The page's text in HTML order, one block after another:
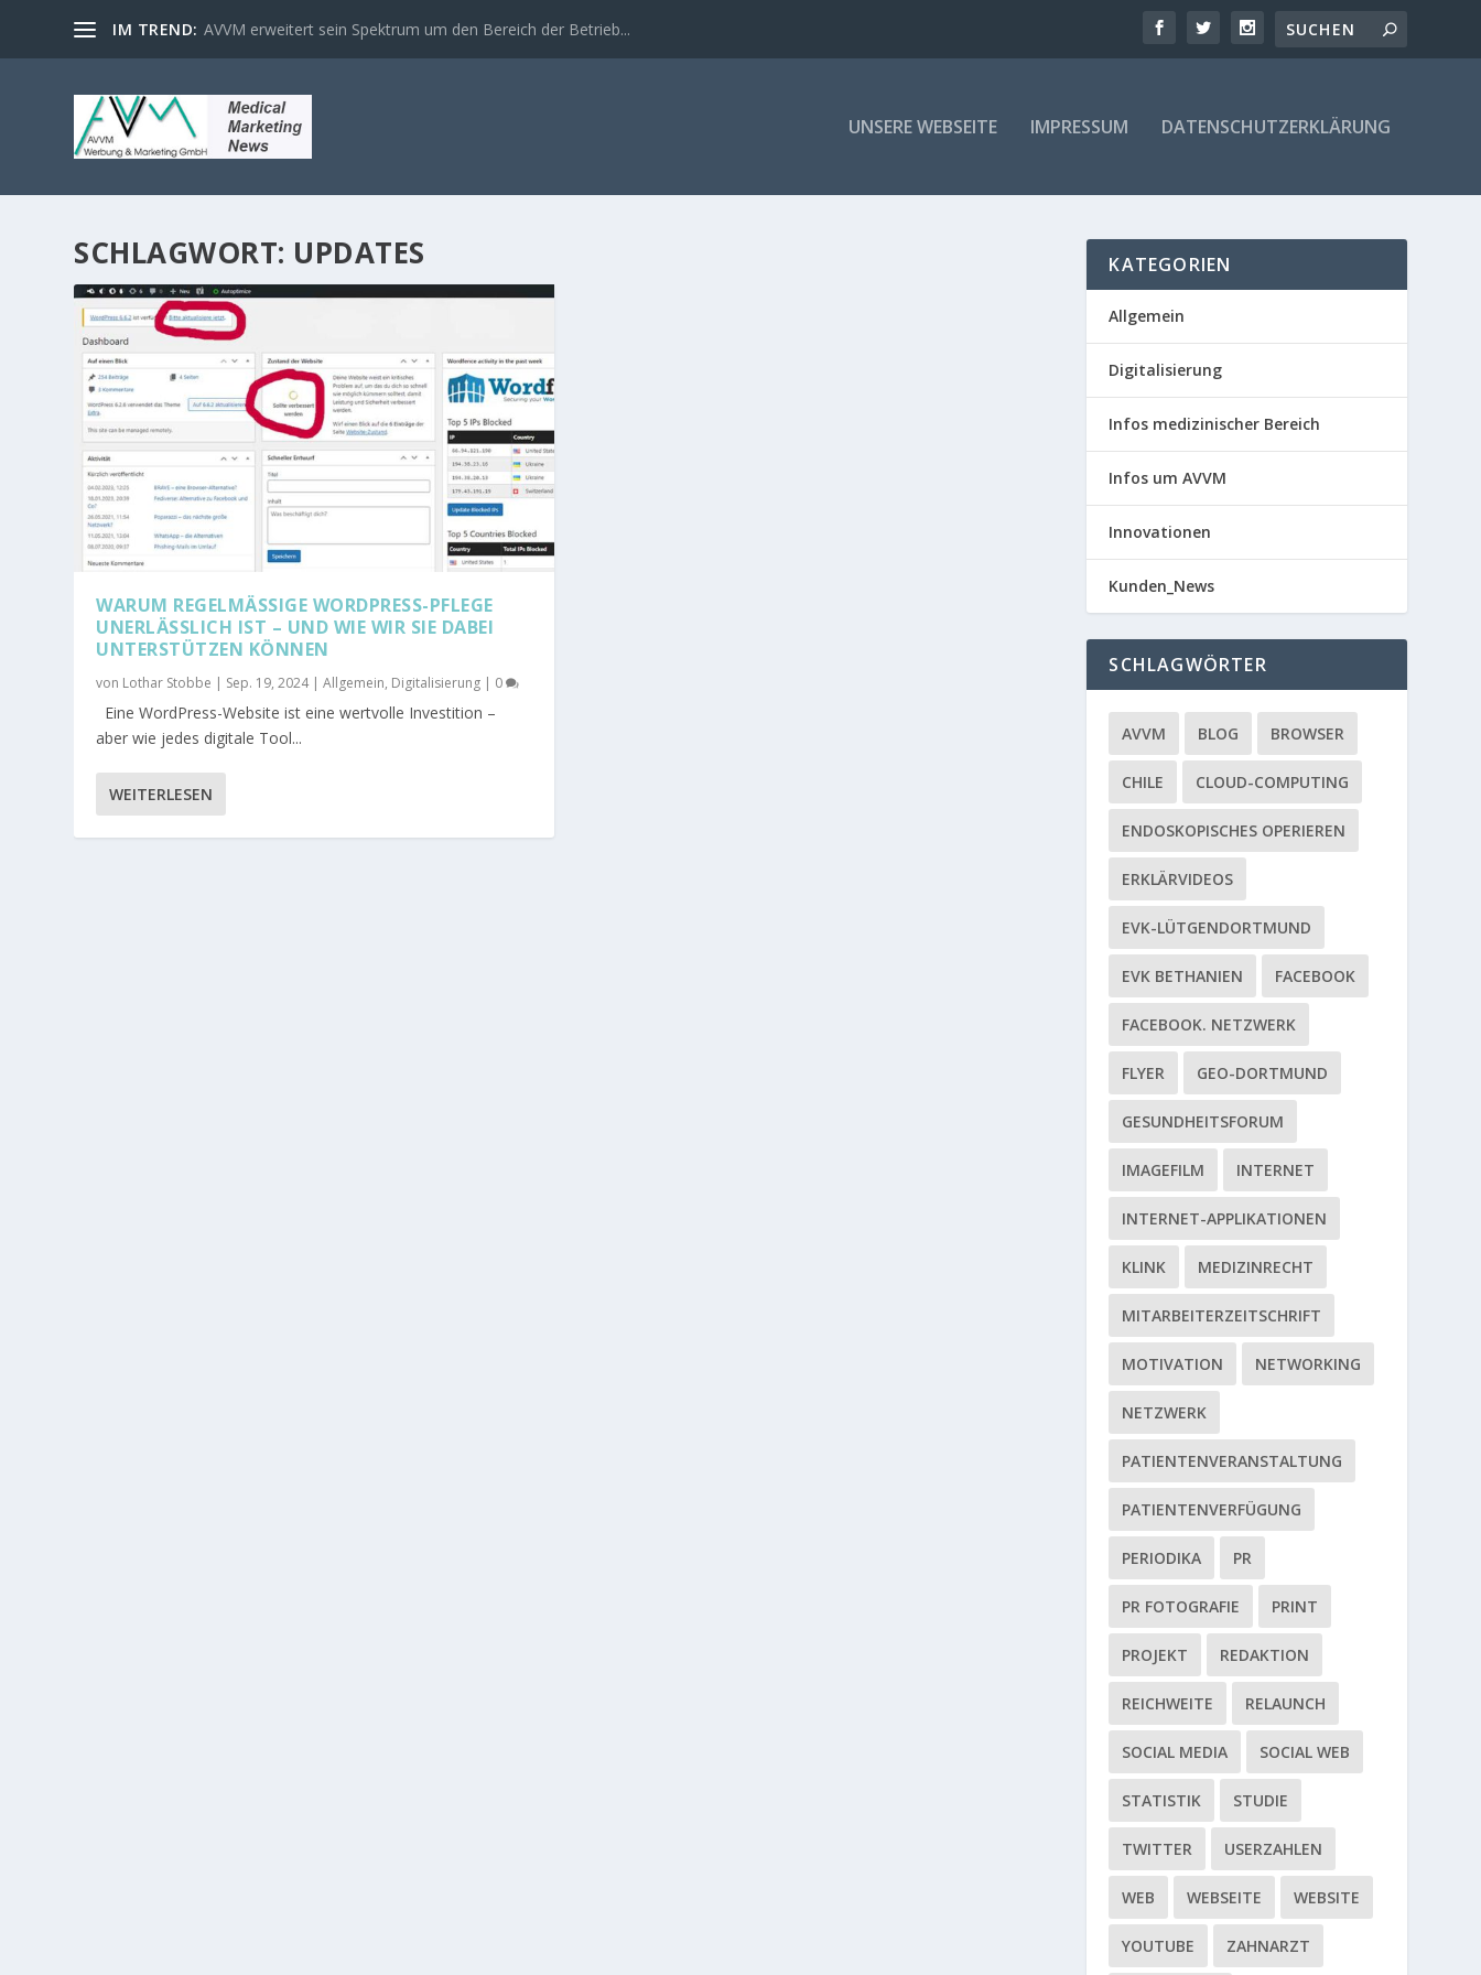
IM TREND: AVVM erweitert sein Spektrum um den Bereich der Betrieb...
UNSERE WEBSEITE IMPRESSUM DATENSCHUTZERKLÄRUNG
SCHLAGWORT: UPDATES
WARUM REGELMÄSSIGE WORDPRESS-PFLEGE U
NERLÄSSLICH IST – UND WIE WIR SIE DABEI U
NTERSTÜTZEN KÖNNEN
von Lothar Stobbe | Sep. 19, 2024|Allgemein, Digitalisierung | 0
Eine WordPress-Website ist eine wertvolle Investition –
aber wie jedes digitale Tool...
WEITERLESEN
KATEGORIEN
Allgemein
Digitalisierung
Infos medizinischer Bereich
Infos um AVVM
Innovationen
Kunden_News
SCHLAGWÖRTER
AVVM BLOG BROWSER
CHILE CLOUD-COMPUTING
ENDOSKOPISCHES OPERIEREN
ERKLÄRVIDEOS
EVK-LÜTGENDORTMUND
EVK BETHANIEN FACEBOOK
FACEBOOK. NETZWERK
FLYER GEO-DORTMUND
GESUNDHEITSFORUM
IMAGEFILM INTERNET
INTERNET-APPLIKATIONEN
KLINK MEDIZINRECHT
MITARBEITERZEITSCHRIFT
MOTIVATION NETWORKING
NETZWERK
PATIENTENVERANSTALTUNG
PATIENTENVERFÜGUNG
PERIODIKA PR
PR FOTOGRAFIE PRINT
PROJEKT REDAKTION
REICHWEITE RELAUNCH
SOCIAL MEDIA SOCIAL WEB
STATISTIK STUDIE
TWITTER USERZAHLEN
WEB WEBSEITE WEBSITE
YOUTUBE ZAHNARZT